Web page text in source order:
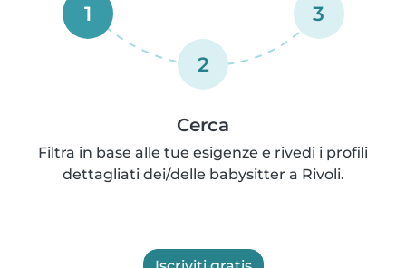
1
2
3
Cerca
Filtra in base alle tue esigenze e rivedi i profili
dettagliati dei/delle babysitter a Rivoli.